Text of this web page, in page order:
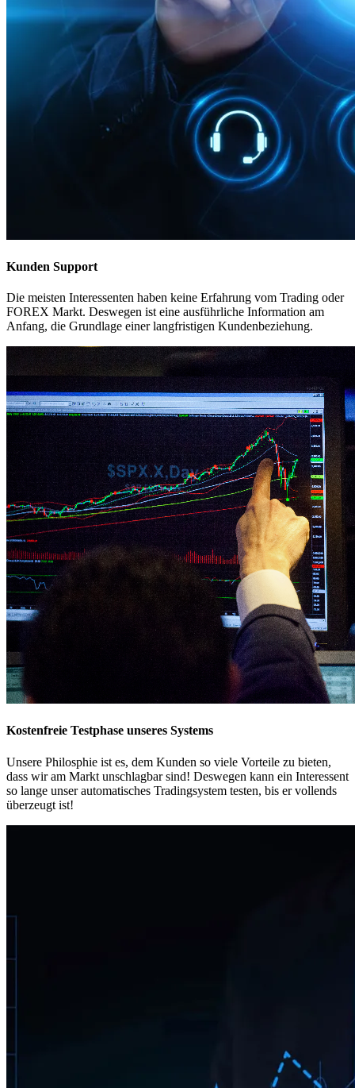
Kunden Support
Die meisten Interessenten haben keine Erfahrung vom Trading oder
FOREX Markt. Deswegen ist eine ausführliche Information am
Anfang, die Grundlage einer langfristigen Kundenbeziehung.
Kostenfreie Testphase unseres Systems
Unsere Philosphie ist es, dem Kunden so viele Vorteile zu bieten,
dass wir am Markt unschlagbar sind! Deswegen kann ein Interessent
so lange unser automatisches Tradingsystem testen, bis er vollends
überzeugt ist!